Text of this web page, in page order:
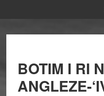
BOTIM I RI
ANGLEZE-